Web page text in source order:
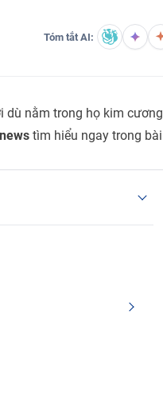
Tóm tắt AI:
dù nằm trong họ kim cương
tìm hiểu ngay trong bài